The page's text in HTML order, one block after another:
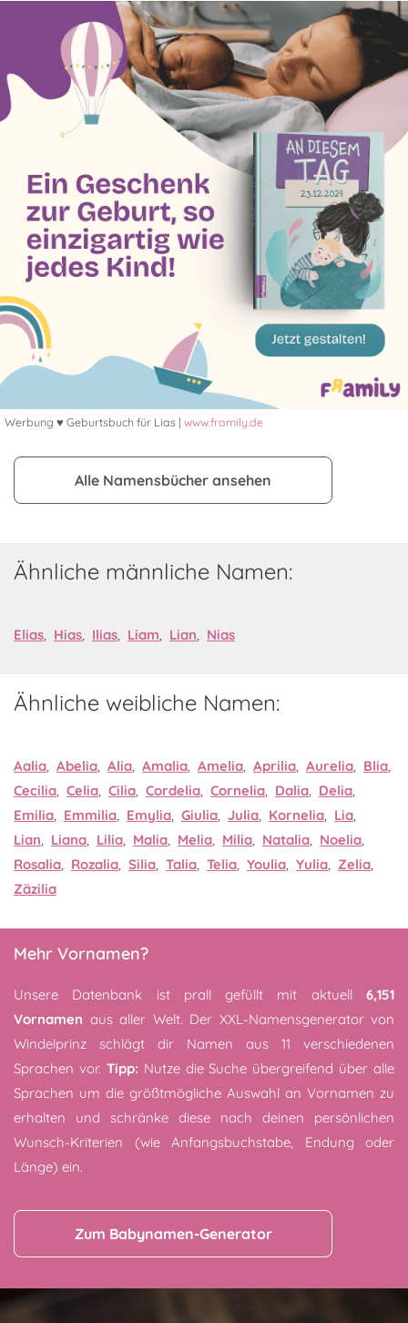
Werbung ♥ Geburtsbuch für Lias | www.framily.de
Alle Namensbücher ansehen
Ähnliche männliche Namen:
Elias, Hias, Ilias, Liam, Lian, Nias
Ähnliche weibliche Namen:
Aalia, Abelia, Alia, Amalia, Amelia, Aprilia, Aurelia, Blia,
Cecilia, Celia, Cilia, Cordelia, Cornelia, Dalia, Delia,
Emilia, Emmilia, Emylia, Giulia, Julia, Kornelia, Lia,
Lian, Liana, Lilia, Malia, Melia, Milia, Natalia, Noelia,
Rosalia, Rozalia, Silia, Talia, Telia, Youlia, Yulia, Zelia,
Zäzilia
Mehr Vornamen?
Unsere Datenbank ist prall gefüllt mit aktuell 6,151
Vornamen aus aller Welt. Der XXL-Namensgenerator von
Windelprinz schlägt dir Namen aus 11 verschiedenen
Sprachen vor. Tipp: Nutze die Suche übergreifend über alle
Sprachen um die größtmögliche Auswahl an Vornamen zu
erhalten und schränke diese nach deinen persönlichen
Wunsch-Kriterien (wie Anfangsbuchstabe, Endung oder
Länge) ein.
Zum Babynamen-Generator